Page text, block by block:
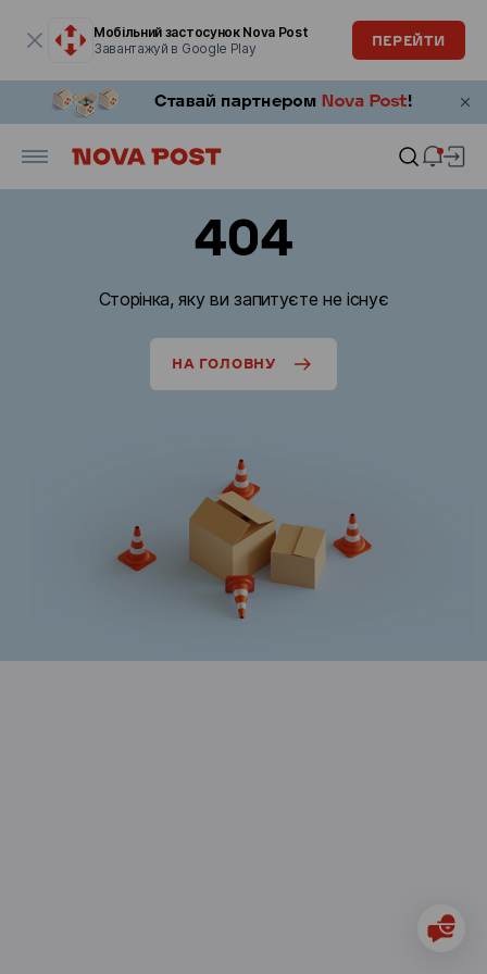
Мобільний застосунок Nova Post
Завантажуй в Google Play
ПЕРЕЙТИ
404
Сторінка, яку ви запитуєте не існує
НА ГОЛОВНУ